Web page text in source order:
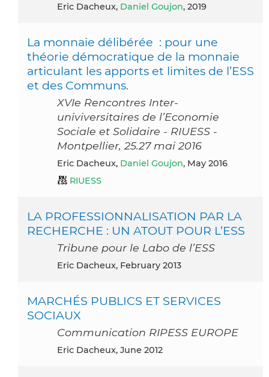
Eric Dacheux, Daniel Goujon, 2019
La monnaie délibérée : pour une
théorie démocratique de la monnaie
articulant les apports et limites de l’ESS
et des Communs.
XVIe Rencontres Inter-
univiversitaires de l’Economie
Sociale et Solidaire - RIUESS -
Montpellier, 25.27 mai 2016
Eric Dacheux, Daniel Goujon, May 2016
RIUESS
LA PROFESSIONNALISATION PAR LA
RECHERCHE : UN ATOUT POUR L’ESS
Tribune pour le Labo de l’ESS
Eric Dacheux, February 2013
MARCHÉS PUBLICS ET SERVICES
SOCIAUX
Communication RIPESS EUROPE
Eric Dacheux, June 2012